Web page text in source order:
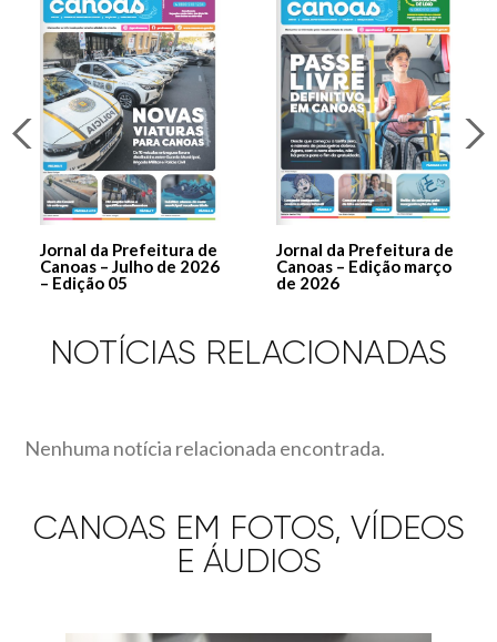
Jornal da Prefeitura de
Canoas – Julho de 2026
– Edição 05
Jornal da Prefeitura de
Canoas – Edição março
de 2026
NOTÍCIAS RELACIONADAS
Nenhuma notícia relacionada encontrada.
CANOAS EM FOTOS, VÍDEOS
E ÁUDIOS